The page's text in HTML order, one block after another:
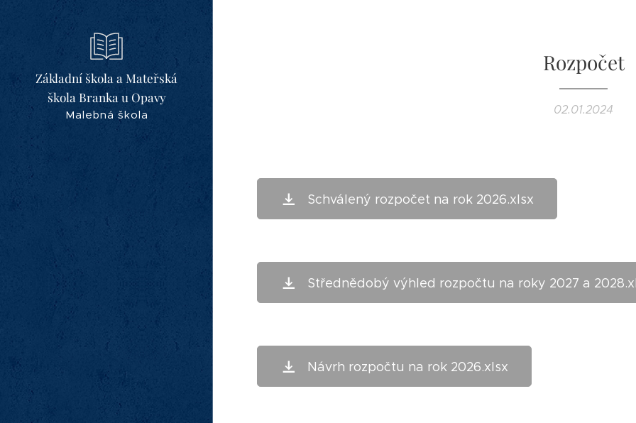
Základní škola a Mateřská
škola Branka u Opavy
Malebná škola
Rozpočet
02.01.2024
Schválený rozpočet na rok 2026.xlsx
Střednědobý výhled rozpočtu na roky 2027 a
Návrh rozpočtu na rok 2026.xlsx